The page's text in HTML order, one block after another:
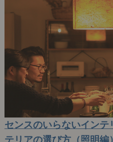
センスのいらないイン
テリアの選び方（照明編）